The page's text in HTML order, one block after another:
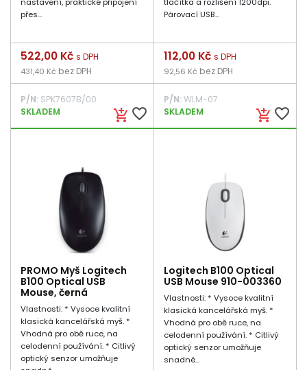
nastavení, praktické připojení
přes...
add_shopping_cart favorite_border
Cena
522,00 Kč s DPH
431,40 Kč bez DPH
P/N: SPK7607B/00
SKLADEM
tlačítka a rozlišení 1200dpi.
Párovací USB...
add_shopping_cart favorite_border
Cena
112,00 Kč s DPH
92,56 Kč bez DPH
P/N:WLM-07
SKLADEM
PROMO Myš Logitech
B100 Optical USB
Mouse, černá
Vlastnosti: * Vysoce kvalitní
klasická kancelářská myš. *
Vhodná pro obě ruce, na
celodenní používání. * Citlivý
optický senzor umožňuje
Logitech B100 Optical
USB Mouse 910-003360
Vlastnosti: * Vysoce kvalitní
klasická kancelářská myš. *
Vhodná pro obě ruce, na
celodenní používání. * Citlivý
optický senzor umožňuje
snadné...